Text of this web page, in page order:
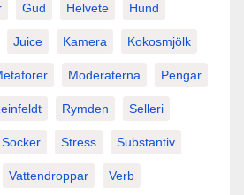
Gud Helvete Hund
Juice Kamera Kokosmjölk
Moderaterna Pengar
Rymden Selleri
Socker Stress Substantiv
Vattendroppar Verb